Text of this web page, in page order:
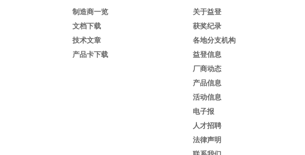
制造商一览
文档下载
技术文章
产品卡下载
关于益登
获奖纪录
各地分支机构
益登信息
厂商动态
产品信息
活动信息
电子报
人才招聘
法律声明